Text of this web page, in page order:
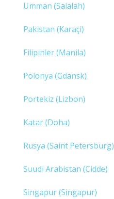
Umman (Salalah)
Pakistan (Karaçi)
Filipinler (Manila)
Polonya (Gdansk)
Portekiz (Lizbon)
Katar (Doha)
Rusya (Saint Petersburg)
Suudi Arabistan (Cidde)
Singapur (Singapur)